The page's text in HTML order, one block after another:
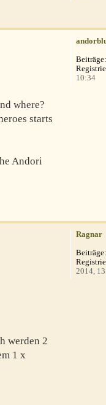
where?
starts
Andori
Beiträge:
10:34
werden 2
1 x
Ragnar
Beiträge:
2014,